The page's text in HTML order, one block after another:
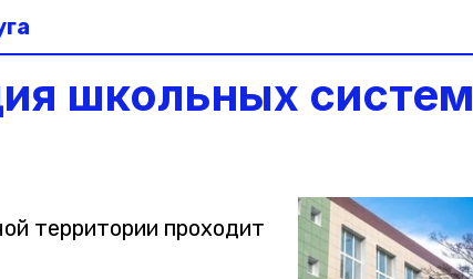
школьных систем
территории проходит